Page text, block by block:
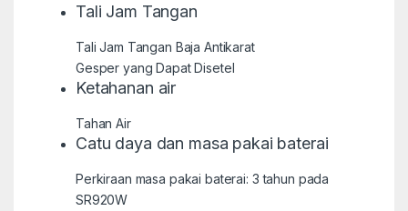
Tali Jam Tangan
Tali Jam Tangan Baja Antikarat
Gesper yang Dapat Disetel
Ketahanan air
Tahan Air
Catu daya dan masa pakai baterai
Perkiraan masa pakai baterai: 3 tahun pada
SR920W